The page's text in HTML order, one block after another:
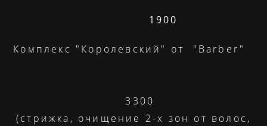
1900
Комплекс "Королевский" от "Barber"
3300
(стрижка, очищение 2-х зон от волос,